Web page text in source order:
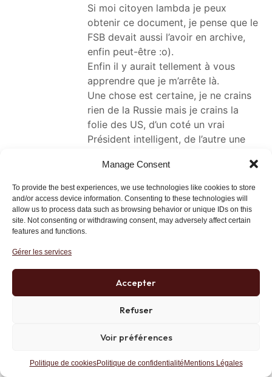
Manage Consent
To provide the best experiences, we use technologies like cookies to store
and/or access device information. Consenting to these technologies will
allow us to process data such as browsing behavior or unique IDs on this
site. Not consenting or withdrawing consent, may adversely affect certain
features and functions.
Gérer les services
Accepter
Refuser
Voir préférences
Politique de cookiesPolitique de confidentialité Mentions Légales
Si moi citoyen lambda je peux
obtenir ce document, je pense que le
FSB devait aussi l’avoir en archive,
enfin peut-être :o).
Enfin il y aurait tellement à vous
apprendre que je m’arrête là.
Une chose est certaine, je ne crains
rien de la Russie mais je crains la
folie des US, d’un coté un vrai
Président intelligent, de l’autre une
de serpillières aux US qui eux ne
veulent qu’une seule chose: diriger la
planète au profit de Wall Street.
Lien
13 avril 2015 at 10 h 54 min
Peut-être que le problème de l’Occident qui ne
voit jamais la forêt russe derrière l’arbre
retirer à la Russie et à l’espace eurasien une
protohistoire.